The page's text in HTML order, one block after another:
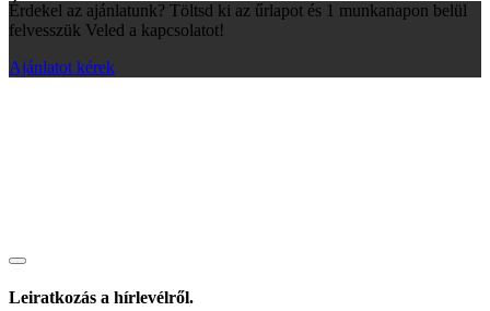
Érdekel az ajánlatunk? Töltsd ki az űrlapot és 1 munkanapon belül
felvesszük Veled a kapcsolatot!
Ajánlatot kérek
Leiratkozás a hírlevélről.